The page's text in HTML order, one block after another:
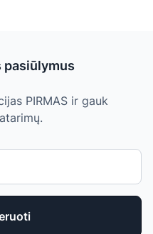
PIRMAS ir gauk